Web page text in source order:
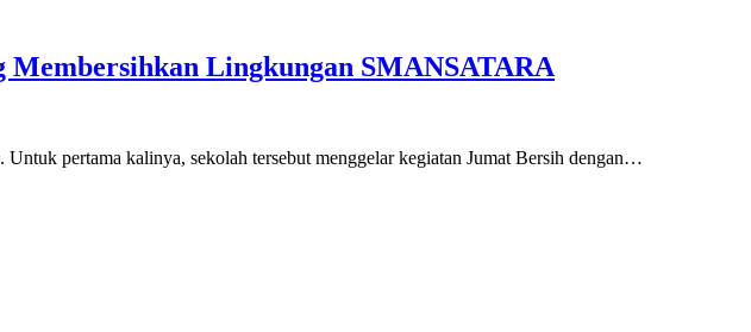
Membersihkan Lingkungan SMANSATARA
pertama kalinya, sekolah tersebut menggelar kegiatan Jumat Bersih dengan…